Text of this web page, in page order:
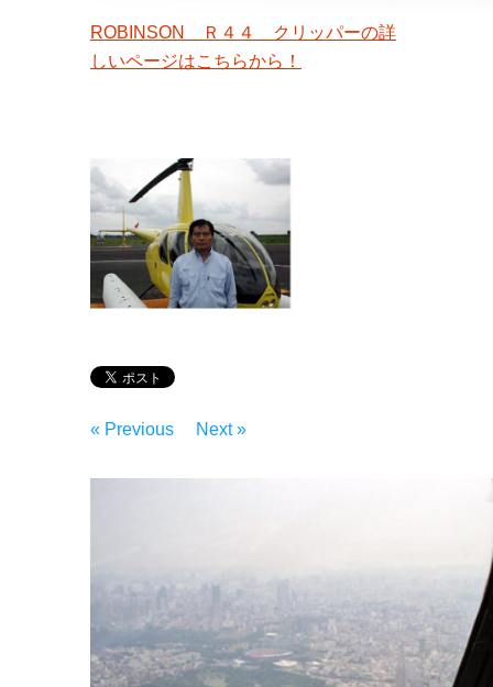
ROBINSON Ｒ４４ クリッパーの詳
しいページはこちらから！
« Previous Next »